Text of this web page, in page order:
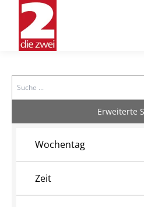
Search
Erweiterte
Wochentag
Zeit